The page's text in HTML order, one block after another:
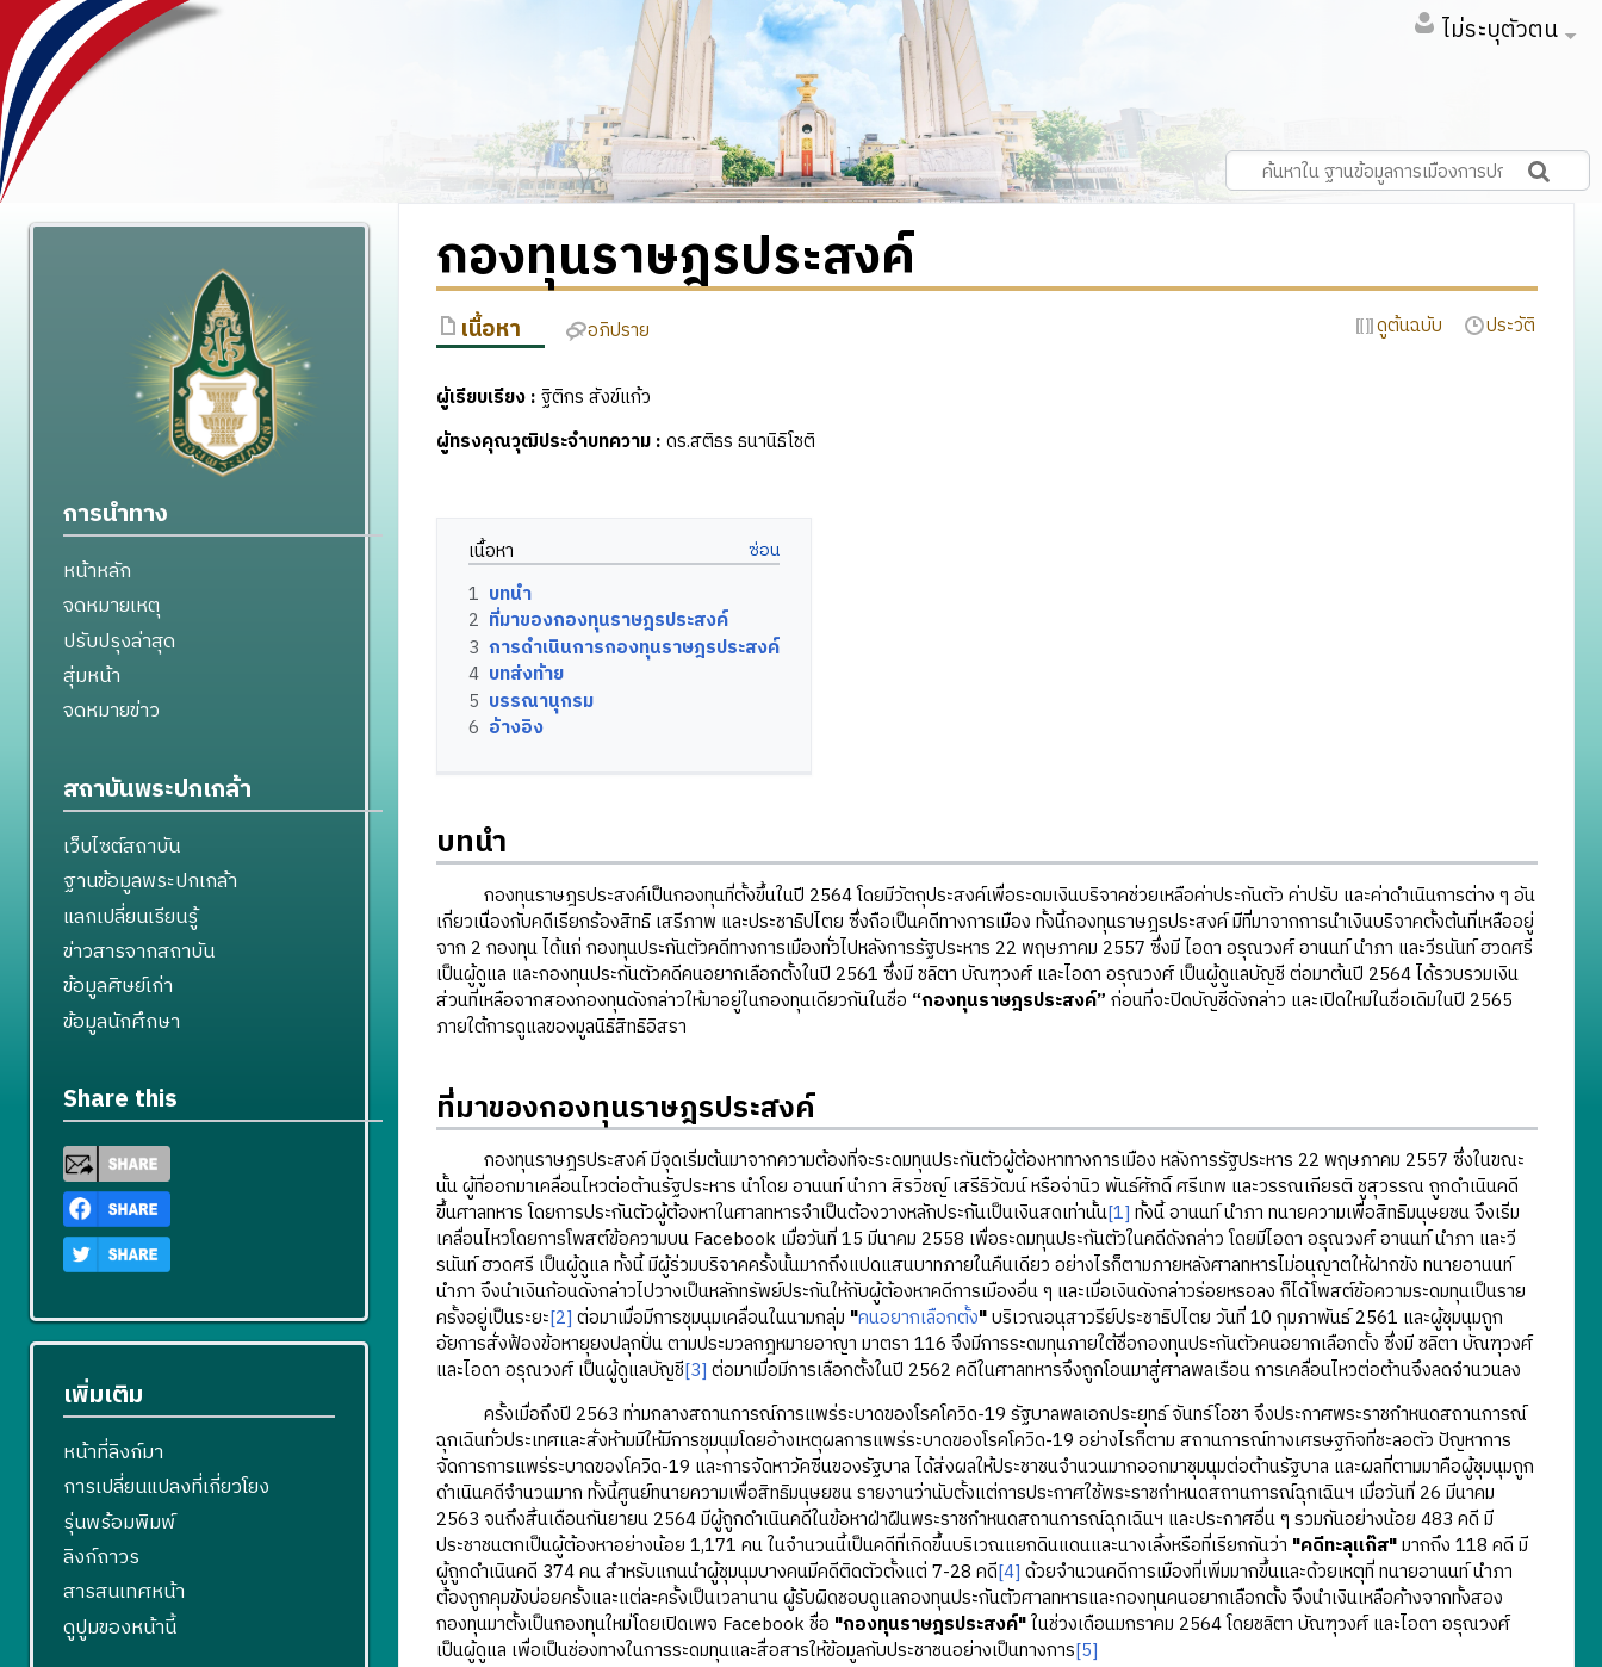
ไม่ระบุตัวตน
กองทุนราษฎรประสงค์
เนื้อหา อภิปราย ดูต้นฉบับ ประวัติ
ผู้เรียบเรียง : ฐิติกร สังข์แก้ว
ผู้ทรงคุณวุฒิประจำบทความ : ดร.สติธร ธนานิธิโชติ
เนื้อหา
1 บทนำ
2 ที่มาของกองทุนราษฎรประสงค์
3 การดำเนินการกองทุนราษฎรประสงค์
4 บทส่งท้าย
5 บรรณานุกรม
6 อ้างอิง
บทนำ
กองทุนราษฎรประสงค์เป็นกองทุนที่ตั้งขึ้นในปี 2564 โดยมีวัตถุประสงค์เพื่อระดมเงินบริจาคช่วยเหลือค่าประกันตัว ค่าปรับ และค่าดำเนินการต่าง ๆ อัน
เกี่ยวเนื่องกับคดีเรียกร้องสิทธิ เสรีภาพ และประชาธิปไตย ซึ่งถือเป็นคดีทางการเมือง ทั้งนี้กองทุนราษฎรประสงค์ มีที่มาจากการนำเงินบริจาคตั้งต้นที่เหลืออยู่
จาก 2 กองทุน ได้แก่ กองทุนประกันตัวคดีทางการเมืองทั่วไปหลังการรัฐประหาร 22 พฤษภาคม 2557 ซึ่งมี ไอดา อรุณวงศ์ อานนท์ นำภา และวีรนันท์ ฮวดศรี
เป็นผู้ดูแล และกองทุนประกันตัวคดีคนอยากเลือกตั้งในปี 2561 ซึ่งมี ชลิตา บัณฑุวงศ์ และไอดา อรุณวงศ์ เป็นผู้ดูแลบัญชี ต่อมาต้นปี 2564 ได้รวบรวมเงิน
ส่วนที่เหลือจากสองกองทุนดังกล่าวให้มาอยู่ในกองทุนเดียวกันในชื่อ “กองทุนราษฎรประสงค์” ก่อนที่จะปิดบัญชีดังกล่าว และเปิดใหม่ในชื่อเดิมในปี 2565
ภายใต้การดูแลของมูลนิธิสิทธิอิสรา
ที่มาของกองทุนราษฎรประสงค์
กองทุนราษฎรประสงค์ มีจุดเริ่มต้นมาจากความต้องที่จะระดมทุนประกันตัวผู้ต้องหาทางการเมือง หลังการรัฐประหาร 22 พฤษภาคม 2557 ซึ่งในขณะ
นั้น ผู้ที่ออกมาเคลื่อนไหวต่อต้านรัฐประหาร นำโดย อานนท์ นำภา สิรวิชญ์ เสรีธิวัฒน์ หรือจ่านิว พันธ์ศักดิ์ ศรีเทพ และวรรณเกียรติ ชูสุวรรณ ถูกดำเนินคดี
ขึ้นศาลทหาร โดยการประกันตัวผู้ต้องหาในศาลทหารจำเป็นต้องวางหลักประกันเป็นเงินสดเท่านั้น[1] ทั้งนี้ อานนท์ นำภา ทนายความเพื่อสิทธิมนุษยชน จึงเริ่ม
เคลื่อนไหวโดยการโพสต์ข้อความบน Facebook เมื่อวันที่ 15 มีนาคม 2558 เพื่อระดมทุนประกันตัวในคดีดังกล่าว โดยมีไอดา อรุณวงศ์ อานนท์ นำภา และวี
รนันท์ ฮวดศรี เป็นผู้ดูแล ทั้งนี้ มีผู้ร่วมบริจาคครั้งนั้นมากถึงแปดแสนบาทภายในคืนเดียว อย่างไรก็ตามภายหลังศาลทหารไม่อนุญาตให้ฝากขัง ทนายอานนท์
นำภา จึงนำเงินก้อนดังกล่าวไปวางเป็นหลักทรัพย์ประกันให้กับผู้ต้องหาคดีการเมืองอื่น ๆ และเมื่อเงินดังกล่าวร่อยหรอลง ก็ได้โพสต์ข้อความระดมทุนเป็นราย
ครั้งอยู่เป็นระยะ[2] ต่อมาเมื่อมีการชุมนุมเคลื่อนในนามกลุ่ม "คนอยากเลือกตั้ง"บริเวณอนุสาวรีย์ประชาธิปไตย วันที่ 10 กุมภาพันธ์ 2561 และผู้ชุมนุมถูก
อัยการสั่งฟ้องข้อหายุยงปลุกปั่น ตามประมวลกฎหมายอาญา มาตรา 116 จึงมีการระดมทุนภายใต้ชื่อกองทุนประกันตัวคนอยากเลือกตั้ง ซึ่งมี ชลิตา บัณฑุวงศ์
และไอดา อรุณวงศ์ เป็นผู้ดูแลบัญชี[3] ต่อมาเมื่อมีการเลือกตั้งในปี 2562 คดีในศาลทหารจึงถูกโอนมาสู่ศาลพลเรือน การเคลื่อนไหวต่อต้านจึงลดจำนวนลง
ครั้งเมื่อถึงปี 2563 ท่ามกลางสถานการณ์การแพร่ระบาดของโรคโควิด-19 รัฐบาลพลเอกประยุทธ์ จันทร์โอชา จึงประกาศพระราชกำหนดสถานการณ์
ฉุกเฉินทั่วประเทศและสั่งห้ามมิให้มีการชุมนุมโดยอ้างเหตุผลการแพร่ระบาดของโรคโควิด-19 อย่างไรก็ตาม สถานการณ์ทางเศรษฐกิจที่ชะลอตัว ปัญหาการ
จัดการการแพร่ระบาดของโควิด-19 และการจัดหาวัคซีนของรัฐบาล ได้ส่งผลให้ประชาชนจำนวนมากออกมาชุมนุมต่อต้านรัฐบาล และผลที่ตามมาคือผู้ชุมนุมถูก
ดำเนินคดีจำนวนมาก ทั้งนี้ศูนย์ทนายความเพื่อสิทธิมนุษยชน รายงานว่านับตั้งแต่การประกาศใช้พระราชกำหนดสถานการณ์ฉุกเฉินฯ เมื่อวันที่ 26 มีนาคม
2563 จนถึงสิ้นเดือนกันยายน 2564 มีผู้ถูกดำเนินคดีในข้อหาฝ่าฝืนพระราชกำหนดสถานการณ์ฉุกเฉินฯ และประกาศอื่น ๆ รวมกันอย่างน้อย 483 คดี มี
ประชาชนตกเป็นผู้ต้องหาอย่างน้อย 1,171 คน ในจำนวนนี้เป็นคดีที่เกิดขึ้นบริเวณแยกดินแดนและนางเลิ้งหรือที่เรียกกันว่า "คดีทะลุแก๊ส"มากถึง 118 คดี มี
ผู้ถูกดำเนินคดี 374 คน สำหรับแกนนำผู้ชุมนุมบางคนมีคดีติดตัวตั้งแต่ 7-28 คดี[4] ด้วยจำนวนคดีการเมืองที่เพิ่มมากขึ้นและด้วยเหตุที่ ทนายอานนท์ นำภา
ต้องถูกคุมขังบ่อยครั้งและแต่ละครั้งเป็นเวลานาน ผู้รับผิดชอบดูแลกองทุนประกันตัวศาลทหารและกองทุนคนอยากเลือกตั้ง จึงนำเงินเหลือค้างจากทั้งสอง
กองทุนมาตั้งเป็นกองทุนใหม่โดยเปิดเพจ Facebook ชื่อ "กองทุนราษฎรประสงค์"ในช่วงเดือนมกราคม 2564 โดยชลิตา บัณฑุวงศ์ และไอดา อรุณวงศ์
เป็นผู้ดูแล เพื่อเป็นช่องทางในการระดมทุนและสื่อสารให้ข้อมูลกับประชาชนอย่างเป็นทางการ[5]
การนำทาง
หน้าหลัก
จดหมายเหตุ
ปรับปรุงล่าสุด
สุ่มหน้า
จดหมายข่าว
สถาบันพระปกเกล้า
เว็บไซต์สถาบัน
ฐานข้อมูลพระปกเกล้า
แลกเปลี่ยนเรียนรู้
ข่าวสารจากสถาบัน
ข้อมูลศิษย์เก่า
ข้อมูลนักศึกษา
Share this
เพิ่มเติม
หน้าที่ลิงก์มา
การเปลี่ยนแปลงที่เกี่ยวโยง
รุ่นพร้อมพิมพ์
ลิงก์ถาวร
สารสนเทศหน้า
ดูปูมของหน้านี้